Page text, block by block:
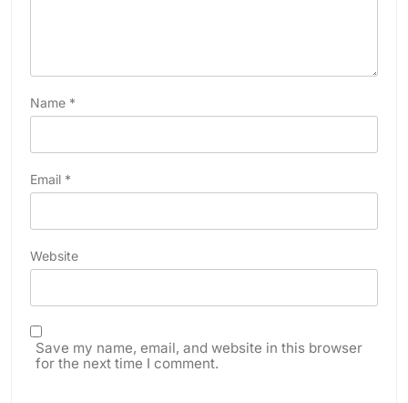
Name *
Email *
Website
Save my name, email, and website in this browser
for the next time I comment.